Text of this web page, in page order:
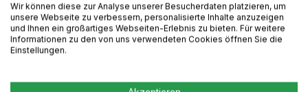
Regulärer Preis:
Wir können diese zur Analyse unserer Besucherdaten platzieren, um
unsere Webseite zu verbessern, personalisierte Inhalte anzuzeigen
und Ihnen ein großartiges Webseiten-Erlebnis zu bieten. Für weitere
Informationen zu den von uns verwendeten Cookies öffnen Sie die
Einstellungen.